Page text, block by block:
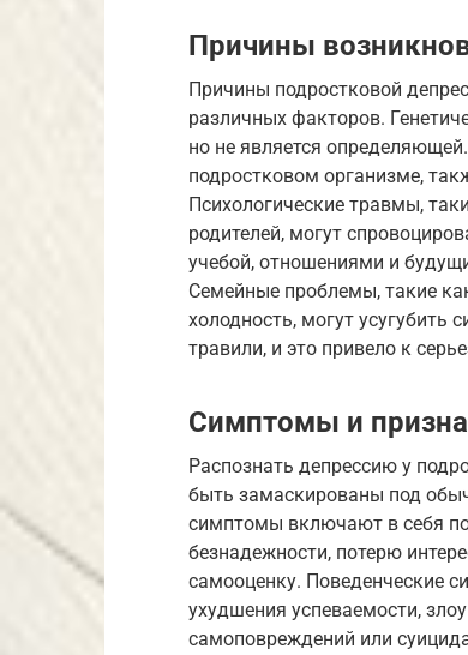
Причины
Причины подростковой
различных факторов.
но не является
подростковом организме,
Психологические травмы,
родителей, могут
учебой, отношениями и
Семейные проблемы, такие
холодность, могут
травили, и это привело к
Симптомы и
Распознать депрессию у
быть замаскированы под
симптомы включают в себя
безнадежности, потерю
самооценку. Поведенческие
ухудшения успеваемости,
самоповреждений или